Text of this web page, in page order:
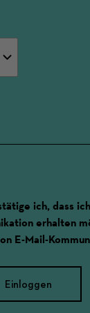
ich, dass
erhalten
E-Mail-
Einloggen